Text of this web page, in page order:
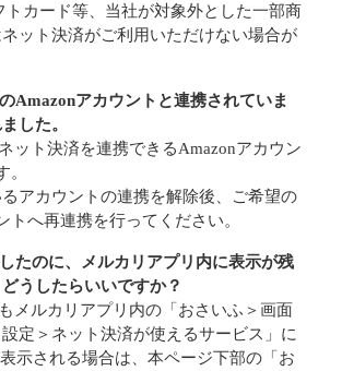
トカード等、当社が対象外とした一部商
ット決済がご利用いただけない場合が
Amazonアカウントと連携されていま
した。
ット決済を連携できるAmazonアカウン
。
アカウントの連携を解除後、ご希望の
トへ再連携を行ってください。
たのに、メルカリアプリ内に表示が残
うしたらいいですか？
メルカリアプリ内の「おさいふ＞画面
定＞ネット決済が使えるサービス」に
示される場合は、本ページ下部の「お